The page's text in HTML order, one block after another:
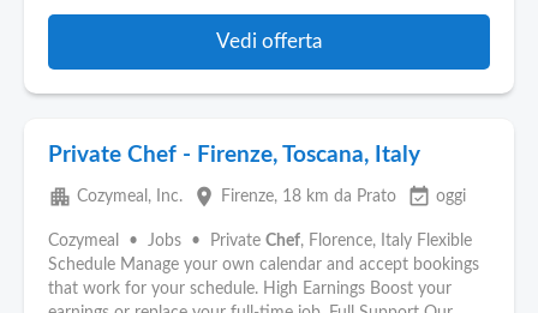
Vedi offerta
Private Chef - Firenze, Toscana, Italy
apartment Cozymeal, Inc. place Firenze, 18 km da Prato event_available oggi
Cozymeal • Jobs • Private Chef, Florence, Italy Flexible
Schedule Manage your own calendar and accept bookings
that work for your schedule. High Earnings Boost your